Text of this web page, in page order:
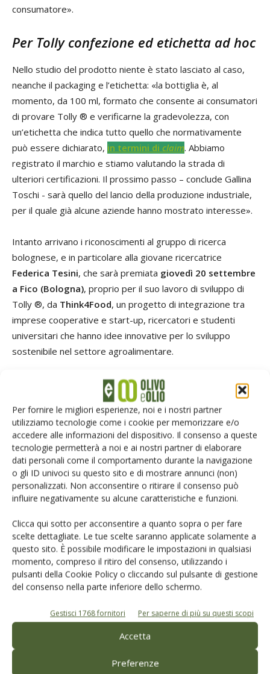
Per fornire le migliori esperienze, noi e i nostri partner
utilizziamo tecnologie come i cookie per memorizzare e/o
accedere alle informazioni del dispositivo. Il consenso a queste
tecnologie permetterà a noi e ai nostri partner di elaborare
dati personali come il comportamento durante la navigazione
o gli ID univoci su questo sito e di mostrare annunci (non)
personalizzati. Non acconsentire o ritirare il consenso può
influire negativamente su alcune caratteristiche e funzioni.
Clicca qui sotto per acconsentire a quanto sopra o per fare
scelte dettagliate. Le tue scelte saranno applicate solamente a
questo sito. È possibile modificare le impostazioni in qualsiasi
momento, compreso il ritiro del consenso, utilizzando i
pulsanti della Cookie Policy o cliccando sul pulsante di gestione
del consenso nella parte inferiore dello schermo.
Gestisci 1768 fornitori Per saperne di più su questi scopi
Accetta
Preferenze
consumatore».
Per Tolly confezione ed etichetta ad hoc
Nello studio del prodotto niente è stato lasciato al caso,
neanche il packaging e l’etichetta: «la bottiglia è, al
momento, da 100 ml, formato che consente ai consumatori
di provare Tolly ® e verificarne la gradevolezza, con
un’etichetta che indica tutto quello che normativamente
può essere dichiarato, in termini di claim. Abbiamo
registrato il marchio e stiamo valutando la strada di
ulteriori certificazioni. Il prossimo passo – conclude Gallina
Toschi - sarà quello del lancio della produzione industriale,
per il quale già alcune aziende hanno mostrato interesse».
Intanto arrivano i riconoscimenti al gruppo di ricerca
bolognese, e in particolare alla giovane ricercatrice
Federica Tesini, che sarà premiata giovedì 20 settembre
a Fico (Bologna), proprio per il suo lavoro di sviluppo di
Tolly ®, da Think4Food, un progetto di integrazione tra
imprese cooperative e start-up, ricercatori e studenti
universitari che hanno idee innovative per lo sviluppo
sostenibile nel settore agroalimentare.
olio aromatizzato
pomodoro
Tolly Università di Bologna
Facebook Twitter
Articoli correlati
La scelta di un olio di qualità inizia
dall’etichetta
Indicazione geografica, uno strumento
da valorizzare
Verso la raccolta, tante le incertezze